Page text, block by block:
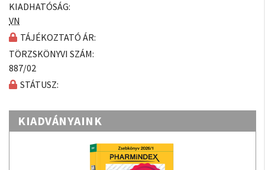
KIADHATÓSÁG:
VN
TÁJÉKOZTATÓ ÁR:
TÖRZSKÖNYVI SZÁM:
887/02
STÁTUSZ:
KIADVÁNYAINK